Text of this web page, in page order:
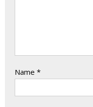
Name *